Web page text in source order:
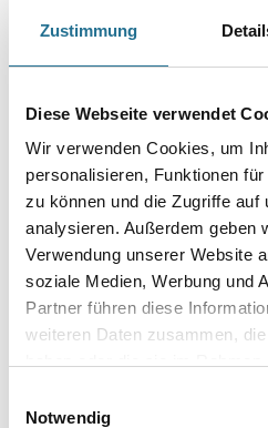
Zustimmung
Diese Webseite verwendet
Wir verwenden Cookies, um
personalisieren, Funktionen
zu können und die Zugriffe auf
analysieren. Außerdem geben
Verwendung unserer Website
soziale Medien, Werbung und
Partner führen diese
weiteren Daten zusammen,
Notwendig
Gebinde
Zur Farbauswahl für Ihren